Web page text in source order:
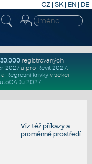
CZ | SK| EN | DE
registrovaných
2027a pro Revit 2027.
a Regresní křivkyv sekci
2027.
Viz téžpříkazya
proměnné prostředí